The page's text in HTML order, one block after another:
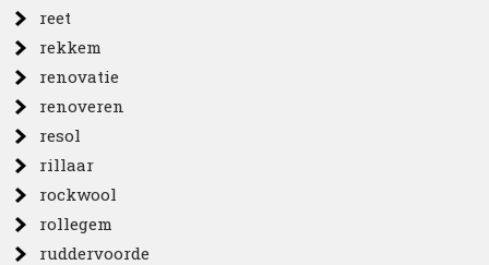
reet
rekkem
renovatie
renoveren
resol
rillaar
rockwool
rollegem
ruddervoorde